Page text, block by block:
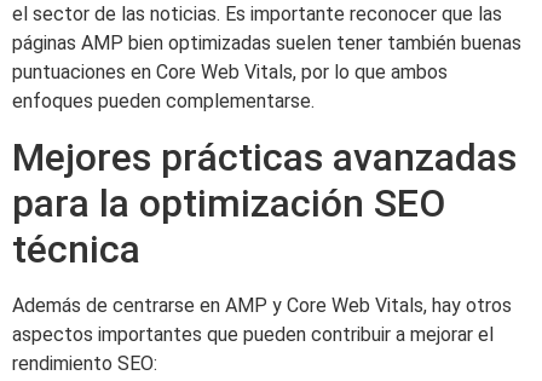
el sector de las noticias. Es importante reconocer que las
páginas AMP bien optimizadas suelen tener también buenas
puntuaciones en Core Web Vitals, por lo que ambos
enfoques pueden complementarse.
Mejores prácticas avanzadas
para la optimización SEO
técnica
Además de centrarse en AMP y Core Web Vitals, hay otros
aspectos importantes que pueden contribuir a mejorar el
rendimiento SEO: